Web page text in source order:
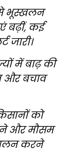
से भूस्खलन
बढ़ीं, कई
में बाढ़ की
और बचाव
को
और मौसम
करने